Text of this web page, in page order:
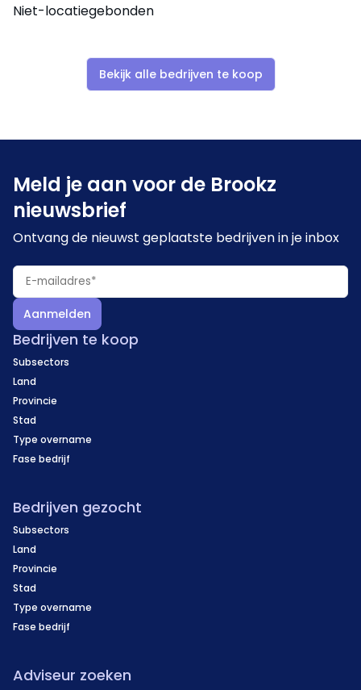
Niet-locatiegebonden
Bekijk alle bedrijven te koop
Meld je aan voor de Brookz
nieuwsbrief
Ontvang de nieuwst geplaatste bedrijven in je inbox
Aanmelden
Bedrijven te koop
Subsectors
Land
Provincie
Stad
Type overname
Fase bedrijf
Bedrijven gezocht
Subsectors
Land
Provincie
Stad
Type overname
Fase bedrijf
Adviseur zoeken